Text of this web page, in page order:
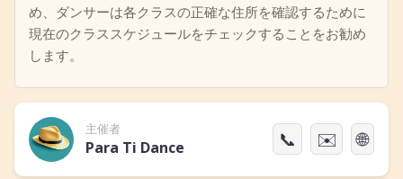
め、ダンサーは各クラスの正確な住所を確認するために
現在のクラススケジュールをチェックすることをお勧め
します。
主催者
Para Ti Dance 📞 ✉️ 🌐